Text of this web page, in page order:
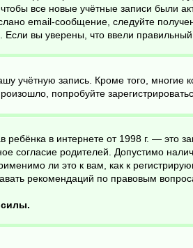
все новые учётные записи были
email-сообщение, следуйте
вы уверены, что ввели
учётную запись. Кроме того,
попробуйте
в интернете от 1998 г. — это
родителей. Допустимо
ли это к вам, как к
рекомендаций по правовым
силы.